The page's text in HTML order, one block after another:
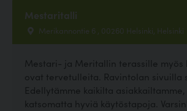
Mestaritalli
Merikannontie 6 , 00260 Helsinki, Helsinki
Mestari- ja Meritallin terassille myös
ovat tervetulleita. Ravintolan sivuilla
Edellytämme kaikilta
katsomatta hyviä käytöstapoja.